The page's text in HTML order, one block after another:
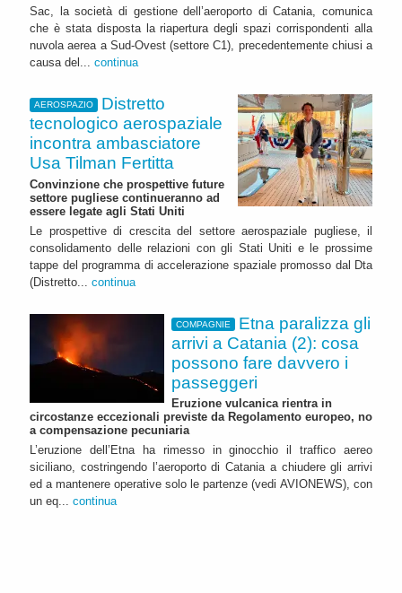
Sac, la società di gestione dell’aeroporto di Catania, comunica
che è stata disposta la riapertura degli spazi corrispondenti alla
nuvola aerea a Sud-Ovest (settore C1), precedentemente chiusi a
causa del... continua
AEROSPAZIO
Distretto
tecnologico aerospaziale
incontra ambasciatore
Usa Tilman Fertitta
Convinzione che prospettive future
settore pugliese continueranno ad
essere legate agli Stati Uniti
Le prospettive di crescita del settore aerospaziale pugliese, il
consolidamento delle relazioni con gli Stati Uniti e le prossime
tappe del programma di accelerazione spaziale promosso dal Dta
(Distretto... continua
COMPAGNIE
Etna paralizza gli
arrivi a Catania (2): cosa
possono fare davvero i
passeggeri
Eruzione vulcanica rientra in
circostanze eccezionali previste da Regolamento europeo, no
a compensazione pecuniaria
L’eruzione dell’Etna ha rimesso in ginocchio il traffico aereo
siciliano, costringendo l’aeroporto di Catania a chiudere gli arrivi
ed a mantenere operative solo le partenze (vedi AVIONEWS), con
un eq... continua